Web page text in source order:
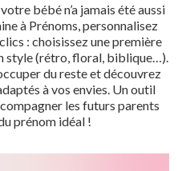
bébé n’a jamais été aussi
à Prénoms, personnalisez
: choisissez une première
style (rétro, floral, biblique…).
du reste et découvrez
à vos envies. Un outil
les futurs parents
prénom idéal !